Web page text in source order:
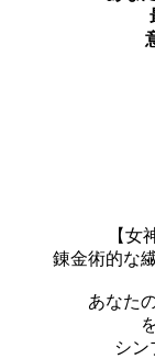
【女
錬金術的な
あなた
シン